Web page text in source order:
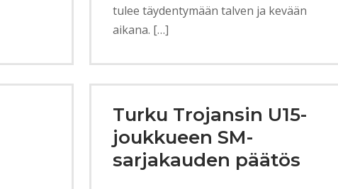
tulee täydentymään talven ja kevään
aikana. […]
Turku Trojansin U15-
joukkueen SM-
sarjakauden päätös